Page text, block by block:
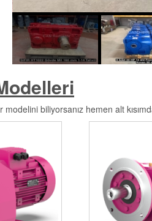
modelini biliyorsanız hemen alt